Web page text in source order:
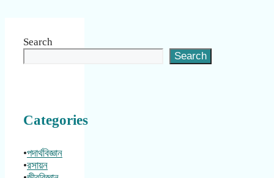
Search
Search
Categories
•পদার্থবিজ্ঞান
•রসায়ন